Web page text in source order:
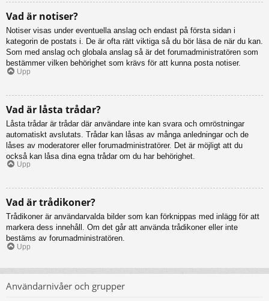
Vad är notiser?
Notiser visas under eventuella anslag och endast på första sidan i
kategorin de postats i. De är ofta rätt viktiga så du bör läsa de när du kan.
Som med anslag och globala anslag så är det forumadministratören som
bestämmer vilken behörighet som krävs för att kunna posta notiser.
Upp
Vad är låsta trådar?
Låsta trådar är trådar där användare inte kan svara och omröstningar
automatiskt avslutats. Trådar kan låsas av många anledningar och de
låses av moderatorer eller forumadministratörer. Det är möjligt att du
också kan låsa dina egna trådar om du har behörighet.
Upp
Vad är trådikoner?
Trådikoner är användarvalda bilder som kan förknippas med inlägg för att
markera dess innehåll. Om det går att använda trådikoner eller inte
bestäms av forumadministratören.
Upp
Användarnivåer och grupper